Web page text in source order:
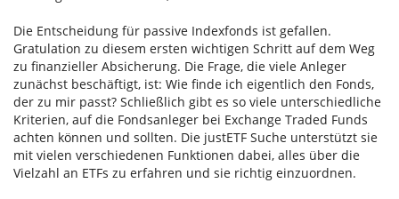
Die Entscheidung für passive Indexfonds ist gefallen.
Gratulation zu diesem ersten wichtigen Schritt auf dem Weg
zu finanzieller Absicherung. Die Frage, die viele Anleger
zunächst beschäftigt, ist: Wie finde ich eigentlich den Fonds,
der zu mir passt? Schließlich gibt es so viele unterschiedliche
Kriterien, auf die Fondsanleger bei Exchange Traded Funds
achten können und sollten. Die justETF Suche unterstützt sie
mit vielen verschiedenen Funktionen dabei, alles über die
Vielzahl an ETFs zu erfahren und sie richtig einzuordnen.